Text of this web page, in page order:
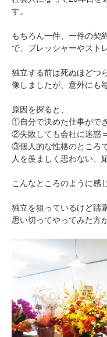
す。
もちろん一件、一件の契
で、プレッシャーやスト
独立する前は死ぬほどつ
像しましたが、意外にも
原因を探ると、
①自分で決めた仕事がで
②失敗しても会社に迷惑
③個人的な性格のところ
人を羨ましく思わない、
こんなところのように感
独立を狙っているけど躊
思い切ってやってみた方